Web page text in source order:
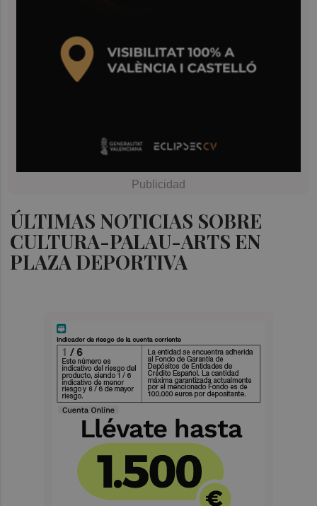
ÚLTIMAS NOTICIAS SOBRE
CULTURA-PALAU-ARTS EN
PLAZA DEPORTIVA